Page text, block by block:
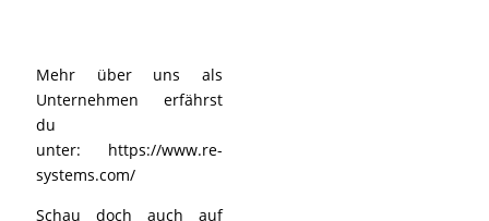
Mehr über uns als
Unternehmen erfährst
du
unter: https://www.re-
systems.com/
Schau doch auch auf